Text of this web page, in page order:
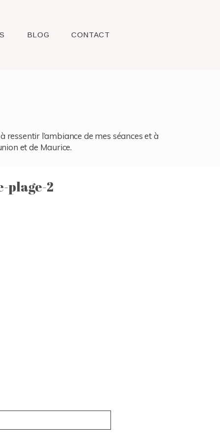
BLOG CONTACT
l’ambiance de mes séances et à
et de Maurice.
plage-2